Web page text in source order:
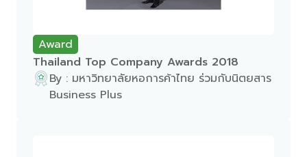
Award
Thailand Top Company Awards 2018
By : มหาวิทยาลัยหอการค้าไทย ร่วมกับนิตยสาร
Business Plus